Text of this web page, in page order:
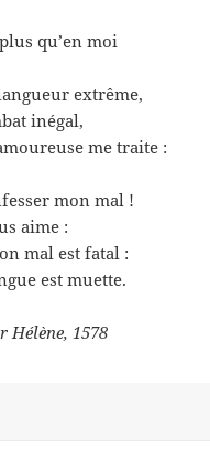
qu’en moi
extrême,
inégal,
me traite :
mon mal !
aime :
mal est fatal :
est muette.
Hélène, 1578